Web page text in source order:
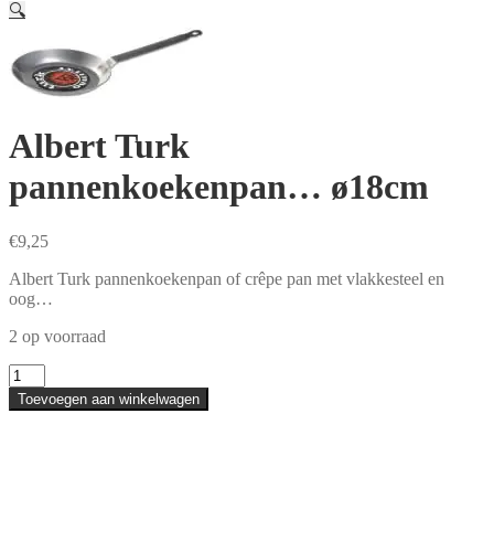
🔍
Albert Turk
pannenkoekenpan… ø18cm
€9,25
Albert Turk pannenkoekenpan of crêpe pan met vlakkesteel en
oog…
2 op voorraad
Albert
Turk
pannenkoekenpan...
Toevoegen aan winkelwagen